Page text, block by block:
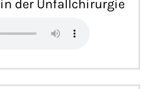
in der Unfallchirurgie